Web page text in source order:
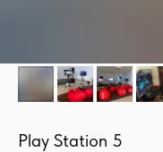
Play Station 5